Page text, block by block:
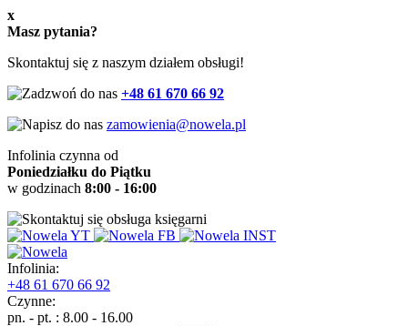
x
Masz pytania?
Skontaktuj się z naszym działem obsługi!
+48 61 670 66 92
zamowienia@nowela.pl
Infolinia czynna od
Poniedziałku do Piątku
w godzinach 8:00 - 16:00
Infolinia:
+48 61 670 66 92
Czynne:
pn. - pt. : 8.00 - 16.00